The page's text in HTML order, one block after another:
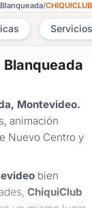
CHIQUICLUB
Servicios
Blanqueada
Montevideo.
animación
Nuevo Centro y
bien
ChiquiClub